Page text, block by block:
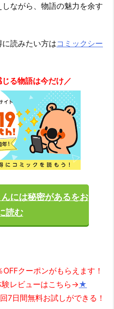
ながら、物語の魅力を余す
読みたい方はコミックシー
る物語は今だけ／
には秘密があるをお
読む
クーポンがもらえます！
験レビューはこちら→★
7日間無料お試しができる！